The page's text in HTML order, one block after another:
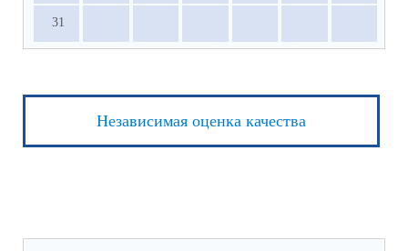
31
Независимая оценка качества